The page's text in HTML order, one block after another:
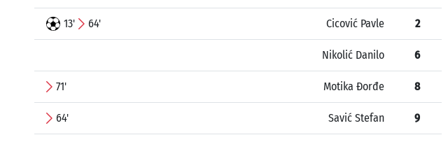
13' 64' Cicović Pavle 2
Nikolić Danilo 6
71' Motika Đorđe 8
64' Savić Stefan 9